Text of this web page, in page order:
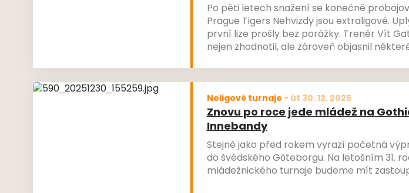
Po pěti letech snažení se konečně
Prague Tigers Nehvizdy jsou extraligové.
první lize prošly bez porážky. Trenér Vít
nejen zhodnotil, ale zároveň objasnil
jeho svěřenkyně absolvují mezi elitou.
Neligové turnaje - út 30. 12. 2025
Znovu po roce jede mládež na
Innebandy
Stejně jako před rokem vyrazí početná
do švédského Göteborgu. Na letošním 31.
mládežnického turnaje budeme mít